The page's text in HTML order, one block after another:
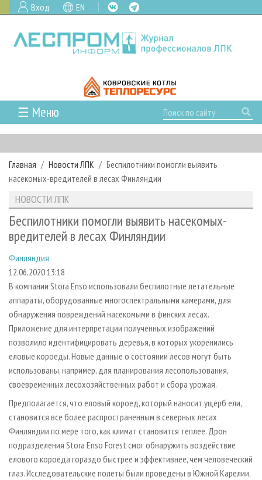
Вход EN
☰ Меню
ГЛАВНАЯ
РУБРИКИ И ТЕМЫ
РУБРИКИ ЖУРНАЛА
ЛЕСОЗАГОТОВКА
ЛЕСОПИЛЕНИЕ
СУШКА ДРЕВЕСИНЫ
ПРОИЗВОДСТВО ДРЕВЕСНЫХ ПЛИТ
ДЕРЕВЯННОЕ ДОМОСТРОЕНИЕ
ПРОИЗВОДСТВО МЕБЕЛИ
БИОЭНЕРГЕТИКА
ЦБП
ИНСТРУМЕНТ И МАТЕРИАЛЫ
НОВОСТИ
НОВОСТИ ЛПК
НОВОСТИ ЖУРНАЛА
ПРОЕКТЫ ЛПИ
АНАЛИТИКА
ПРЕДПРИЯТИЯ ЛПК
ПЕРСОНЫ
МОБИЛЬНЫЕ ВЫСТАВКИ
ОФИЦИАЛЬНЫЕ ДЕЛЕГАЦИИ
ПРИОРИТЕТНЫЕ ИНВЕСТПРОЕКТЫ
RUSSIAN FORESTRY REVIEW
ГАЗЕТА ЛЕСПРОМФОРУМ
БИБЛИОТЕКА СПЕЦИАЛИСТА
АРХИВ ЖУРНАЛОВ
О ЖУРНАЛЕ
КОНТАКТЫ
РЕКЛАМОДАТЕЛЯМ
РЕКЛАМА
РЕКЛАМА НА САЙТЕ
Главная Новости ЛПК
Беспилотники помогли выявить
насекомых-вредителей в лесах Финляндии
НОВОСТИ ЛПК
Беспилотники помогли выявить насекомых-
вредителей в лесах Финляндии
Финляндия
12.06.2020 13:18
В компании Stora Enso использовали беспилотные летательные
аппараты, оборудованные многоспектральными камерами, для
обнаружения повреждений насекомыми в финских лесах.
Приложение для интерпретации полученных изображений
позволило идентифицировать деревья, в которых укоренились
еловые короеды. Новые данные о состоянии лесов могут быть
использованы, например, для планирования лесопользования,
своевременных лесохозяйственных работ и сбора урожая.
Предполагается, что еловый короед, который наносит ущерб ели,
становится все более распространенным в северных лесах
Финляндии по мере того, как климат становится теплее. Дрон
подразделения Stora Enso Forest смог обнаружить воздействие
елового короеда гораздо быстрее и эффективнее, чем человеческий
глаз. Исследовательские полеты были проведены в Южной Карелии,